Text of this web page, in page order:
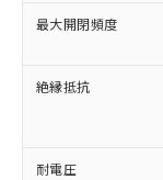
最大開閉頻度
絶縁抵抗
耐電圧
以下の条
本
商
(税
対応予定
非含有
調査・確
非含有
※1 中
「○」：